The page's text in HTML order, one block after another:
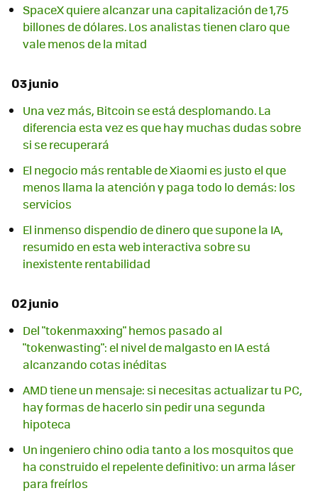
SpaceX quiere alcanzar una capitalización de 1,75
billones de dólares. Los analistas tienen claro que
vale menos de la mitad
03 junio
Una vez más, Bitcoin se está desplomando. La
diferencia esta vez es que hay muchas dudas sobre
si se recuperará
El negocio más rentable de Xiaomi es justo el que
menos llama la atención y paga todo lo demás: los
servicios
El inmenso dispendio de dinero que supone la IA,
resumido en esta web interactiva sobre su
inexistente rentabilidad
02 junio
Del "tokenmaxxing" hemos pasado al
"tokenwasting": el nivel de malgasto en IA está
alcanzando cotas inéditas
AMD tiene un mensaje: si necesitas actualizar tu PC,
hay formas de hacerlo sin pedir una segunda
hipoteca
Un ingeniero chino odia tanto a los mosquitos que
ha construido el repelente definitivo: un arma láser
para freírlos